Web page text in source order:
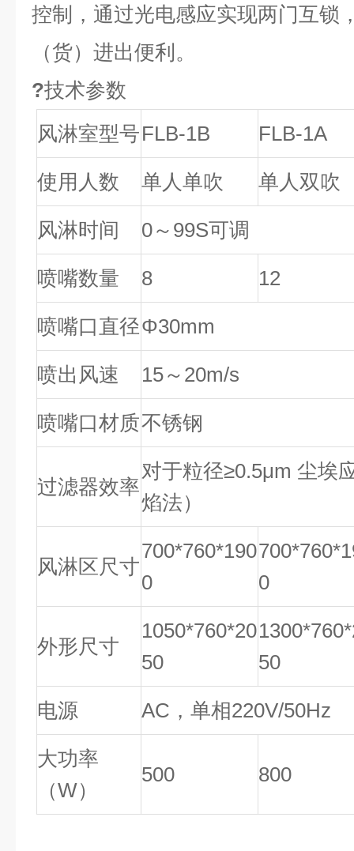
控制，通过光电感应实现两门互锁
（货）进出便利。
?技术参数
风淋室型号FLB-1B FLB-1A
使用人数 单人单吹 单人双吹
风淋时间 0～99S可调
喷嘴数量 8 12
喷嘴口直径Φ30mm
喷出风速 15～20m/s
喷嘴口材质不锈钢
过滤器效率
对于粒径≥0.5μm 尘埃
焰法）
风淋区尺寸
700*760*190
0
0
外形尺寸
1050*760*20
50
50
电源 AC，单相220V/50Hz
大功率
（W）
500 800